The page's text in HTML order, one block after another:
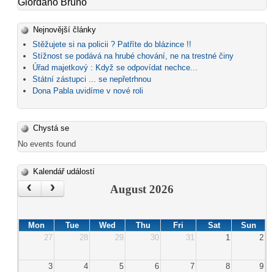
Giordano Bruno
Nejnovější články
Stěžujete si na policii ? Patříte do blázince !!
Stížnost se podává na hrubé chování, ne na trestné činy
Úřad majetkový : Když se odpovídat nechce...
Státní zástupci ... se nepřetrhnou
Dona Pabla uvidíme v nové roli
Chystá se
No events found
Kalendář událostí
‹ › August 2026
Mon Tue Wed Thu Fri Sat
Sun
27
28 29 30 31 1 2
3 4 5 6 7 8 9